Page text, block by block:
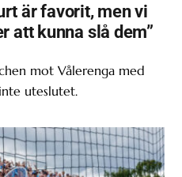
är favorit, men vi
att kunna slå dem”
mot Vålerenga med
uteslutet.